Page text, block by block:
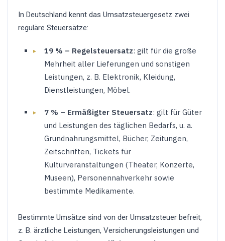
In Deutschland kennt das Umsatzsteuergesetz zwei
reguläre Steuersätze:
19 % – Regelsteuersatz: gilt für die große
Mehrheit aller Lieferungen und sonstigen
Leistungen, z. B. Elektronik, Kleidung,
Dienstleistungen, Möbel.
7 % – Ermäßigter Steuersatz: gilt für Güter
und Leistungen des täglichen Bedarfs, u. a.
Grundnahrungsmittel, Bücher, Zeitungen,
Zeitschriften, Tickets für
Kulturveranstaltungen (Theater, Konzerte,
Museen), Personennahverkehr sowie
bestimmte Medikamente.
Bestimmte Umsätze sind von der Umsatzsteuer befreit,
z. B. ärztliche Leistungen, Versicherungsleistungen und